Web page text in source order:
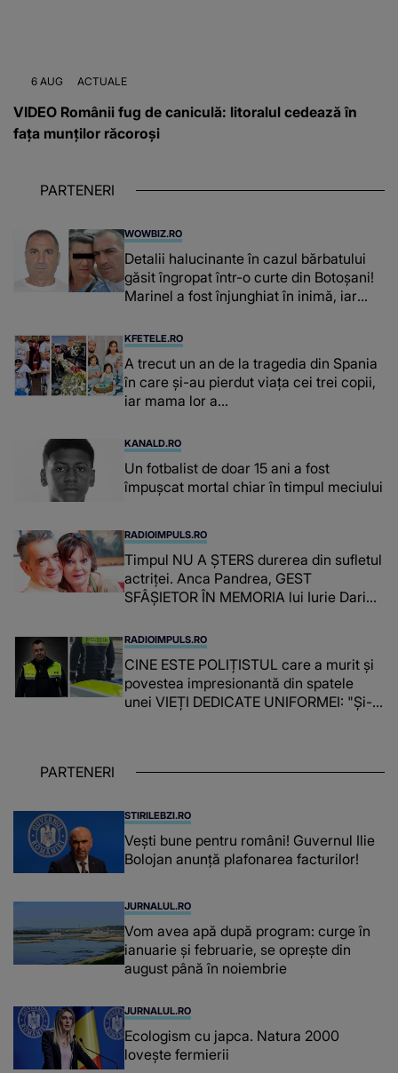
6 AUG ACTUALE
VIDEO Românii fug de caniculă: litoralul cedează în
fața munților răcoroși
PARTENERI
WOWBIZ.RO
Detalii halucinante în cazul bărbatului
găsit îngropat într-o curte din Botoșani!
Marinel a fost înjunghiat în inimă, iar
suspecți
KFETELE.RO
A trecut un an de la tragedia din Spania
în care și-au pierdut viața cei trei copii,
iar mama lor a…
KANALD.RO
Un fotbalist de doar 15 ani a fost
împușcat mortal chiar în timpul meciului
RADIOIMPULS.RO
Timpul NU A ȘTERS durerea din sufletul
actriței. Anca Pandrea, GEST
SFÂȘIETOR ÎN MEMORIA lui Iurie Darie:
timpul parcă..."
RADIOIMPULS.RO
CINE ESTE POLIȚISTUL care a murit și
povestea impresionantă din spatele
unei VIEȚI DEDICATE UNIFORMEI: "Și-a
PARTENERI
STIRILEBZI.RO
Vești bune pentru români! Guvernul Ilie
Bolojan anunță plafonarea facturilor!
JURNALUL.RO
Vom avea apă după program: curge în
ianuarie și februarie, se oprește din
august până în noiembrie
JURNALUL.RO
Ecologism cu japca. Natura 2000
lovește fermierii